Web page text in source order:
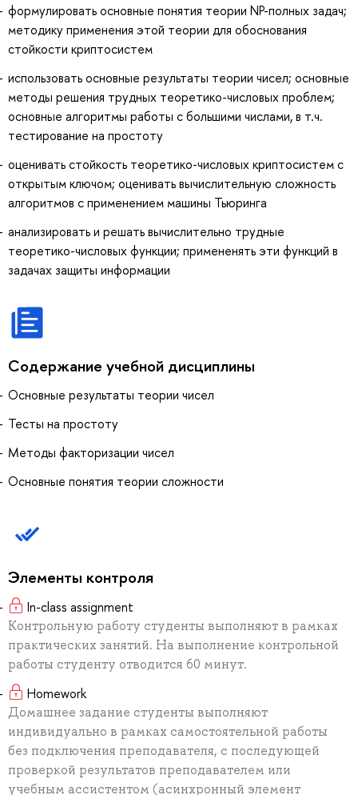
формулировать основные понятия теории NP-полных задач;
методику применения этой теории для обоснования
стойкости криптосистем
использовать основные результаты теории чисел; основные
методы решения трудных теоретико-числовых проблем;
основные алгоритмы работы с большими числами, в т.ч.
тестирование на простоту
оценивать стойкость теоретико-числовых криптосистем с
открытым ключом; оценивать вычислительную сложность
алгоритмов с применением машины Тьюринга
анализировать и решать вычислительно трудные
теоретико-числовых функции; примененять эти функций в
задачах защиты информации
Содержание учебной дисциплины
Основные результаты теории чисел
Тесты на простоту
Методы факторизации чисел
Основные понятия теории сложности
Элементы контроля
In-class assignment
Контрольную работу студенты выполняют в рамках
практических занятий. На выполнение контрольной
работы студенту отводится 60 минут.
Homework
Домашнее задание студенты выполняют
индивидуально в рамках самостоятельной работы
без подключения преподавателя, с последующей
проверкой результатов преподавателем или
учебным ассистентом (асинхронный элемент